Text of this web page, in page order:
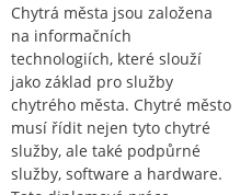
Chytrá města jsou založena
na informačních
technologiích, které slouží
jako základ pro služby
chytrého města. Chytré město
musí řídit nejen tyto chytré
služby, ale také podpůrné
služby, software a hardware.